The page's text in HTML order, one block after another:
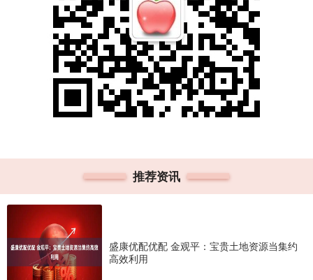
推荐资讯
盛康优配优配 金观平：宝贵土地资源当集约
高效利用